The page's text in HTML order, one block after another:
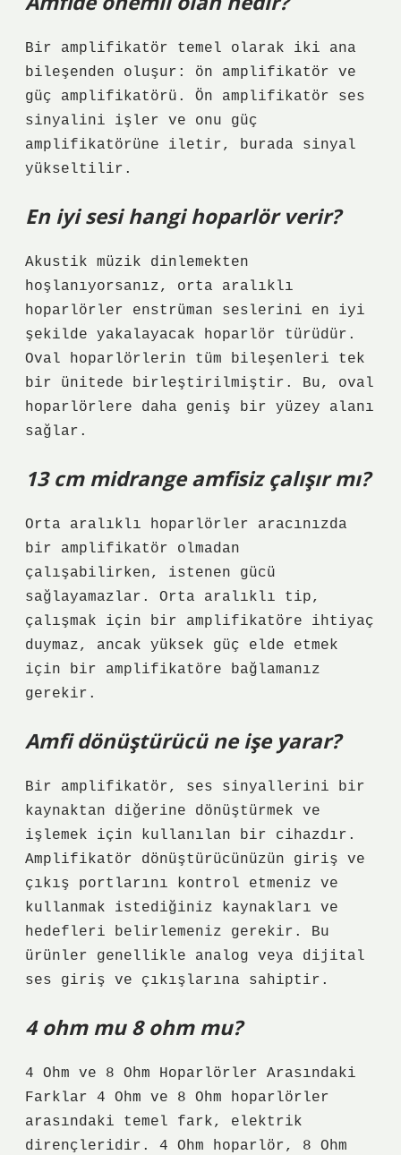
Bir amplifikatör temel olarak iki ana
bileşenden oluşur: ön amplifikatör ve
güç amplifikatörü. Ön amplifikatör ses
sinyalini işler ve onu güç
amplifikatörüne iletir, burada sinyal
yükseltilir.
En iyi sesi hangi hoparlör verir?
Akustik müzik dinlemekten
hoşlanıyorsanız, orta aralıklı
hoparlörler enstrüman seslerini en iyi
şekilde yakalayacak hoparlör türüdür.
Oval hoparlörlerin tüm bileşenleri tek
bir ünitede birleştirilmiştir. Bu, oval
hoparlörlere daha geniş bir yüzey alanı
sağlar.
13 cm midrange amfisiz çalışır mı?
Orta aralıklı hoparlörler aracınızda
bir amplifikatör olmadan
çalışabilirken, istenen gücü
sağlayamazlar. Orta aralıklı tip,
çalışmak için bir amplifikatöre ihtiyaç
duymaz, ancak yüksek güç elde etmek
için bir amplifikatöre bağlamanız
gerekir.
Amfi dönüştürücü ne işe yarar?
Bir amplifikatör, ses sinyallerini bir
kaynaktan diğerine dönüştürmek ve
işlemek için kullanılan bir cihazdır.
Amplifikatör dönüştürücünüzün giriş ve
çıkış portlarını kontrol etmeniz ve
kullanmak istediğiniz kaynakları ve
hedefleri belirlemeniz gerekir. Bu
ürünler genellikle analog veya dijital
ses giriş ve çıkışlarına sahiptir.
4 ohm mu 8 ohm mu?
4 Ohm ve 8 Ohm Hoparlörler Arasındaki
Farklar 4 Ohm ve 8 Ohm hoparlörler
arasındaki temel fark, elektrik
dirençleridir. 4 Ohm hoparlör, 8 Ohm